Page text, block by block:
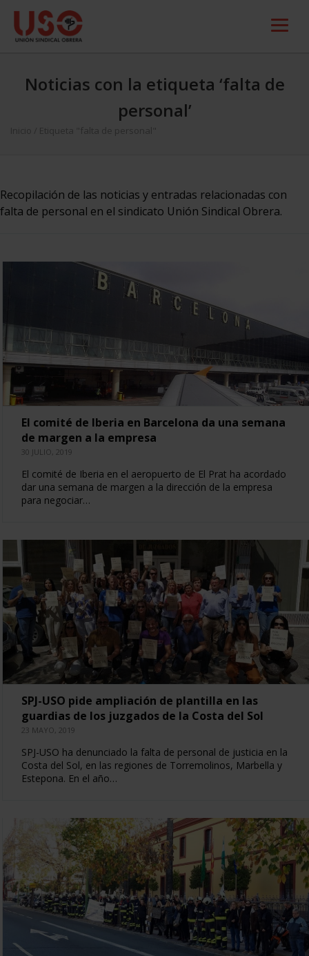
Noticias con la etiqueta ‘falta de
personal’
Inicio Etiqueta "falta de personal"
Recopilación de las noticias y entradas relacionadas con
falta de personal en el sindicato Unión Sindical Obrera.
El comité de Iberia en Barcelona da una semana
de margen a la empresa
30 JULIO, 2019
El comité de Iberia en el aeropuerto de El Prat ha acordado
dar una semana de margen a la dirección de la empresa
para negociar…
SPJ-USO pide ampliación de plantilla en las
guardias de los juzgados de la Costa del Sol
23 MAYO, 2019
SPJ-USO ha denunciado la falta de personal de justicia en la
Costa del Sol, en las regiones de Torremolinos, Marbella y
Estepona. En el año…